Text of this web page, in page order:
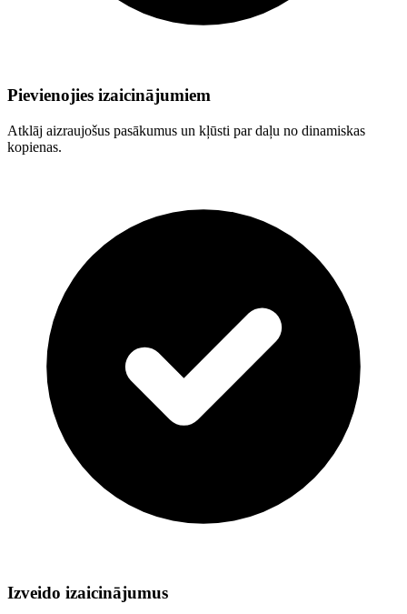
Pievienojies izaicinājumiem
Atklāj aizraujošus pasākumus un kļūsti par daļu no dinamiskas
kopienas.
Izveido izaicinājumus